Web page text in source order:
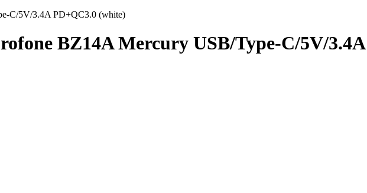
C/5V/3.4A PD+QC3.0 (white)
BZ14A Mercury USB/Type-C/5V/